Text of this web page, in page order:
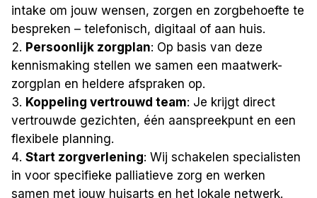
intake om jouw wensen, zorgen en zorgbehoefte te
bespreken – telefonisch, digitaal of aan huis.
Persoonlijk zorgplan: Op basis van deze
kennismaking stellen we samen een maatwerk-
zorgplan en heldere afspraken op.
Koppeling vertrouwd team: Je krijgt direct
vertrouwde gezichten, één aanspreekpunt en een
flexibele planning.
Start zorgverlening: Wij schakelen specialisten
in voor specifieke palliatieve zorg en werken
samen met jouw huisarts en het lokale netwerk.